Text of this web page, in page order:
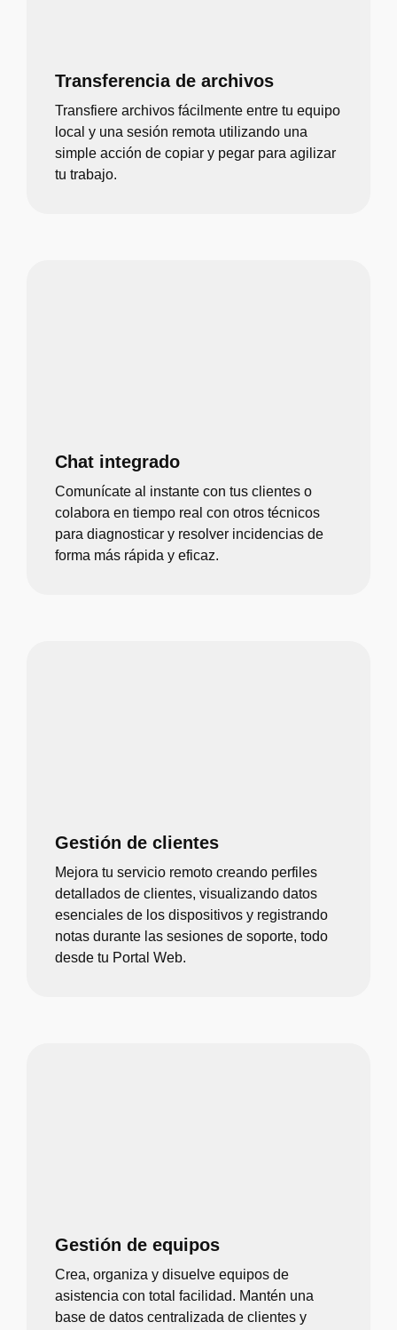
Transferencia de archivos
Transfiere archivos fácilmente entre tu equipo
local y una sesión remota utilizando una
simple acción de copiar y pegar para agilizar
tu trabajo.
Chat integrado
Comunícate al instante con tus clientes o
colabora en tiempo real con otros técnicos
para diagnosticar y resolver incidencias de
forma más rápida y eficaz.
Gestión de clientes
Mejora tu servicio remoto creando perfiles
detallados de clientes, visualizando datos
esenciales de los dispositivos y registrando
notas durante las sesiones de soporte, todo
desde tu Portal Web.
Gestión de equipos
Crea, organiza y disuelve equipos de
asistencia con total facilidad. Mantén una
base de datos centralizada de clientes y